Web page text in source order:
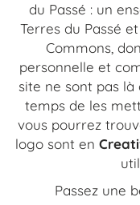
du Passé : un
Terres du Passé
Commons ,
personnelle et
site ne sont pas
temps de les
vous pourrez
logo sont en
Passez une